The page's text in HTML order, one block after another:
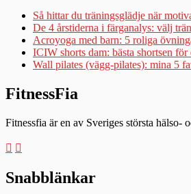
Så hittar du träningsglädje när
De 4 årstiderna i färganalys: välj
Acroyoga med barn: 5 roliga
ICIW shorts dam: bästa shortsen
Wall pilates (vägg-pilates): mina 5
FitnessFia
Fitnessfia är en av Sveriges största
Snabblänkar